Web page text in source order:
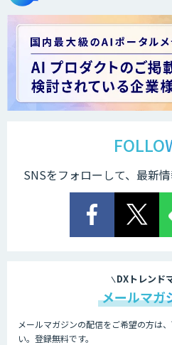
Docify（ド
Cogent AI
SNSをフォローして、最新
DXトレンド
メールマガ
メールマガジンの配信をご希望の方は
い。登録無料です。